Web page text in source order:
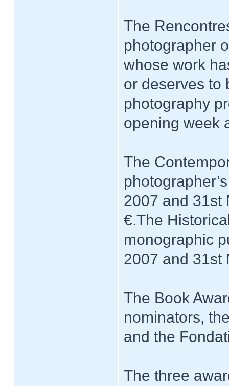
The
photographer
whose work
or deserves to
photography
opening week
The
2007 and 31st
€.The
monographic
2007 and 31st
The Book
nominators,
and the
The three